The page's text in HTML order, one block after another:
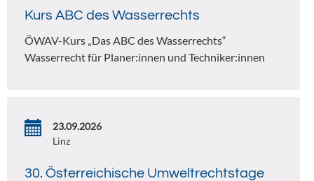
Kurs ABC des Wasserrechts
ÖWAV-Kurs „Das ABC des Wasserrechts“
Wasserrecht für Planer:innen und Techniker:innen
23.09.2026
Linz
30. Österreichische Umweltrechtstage